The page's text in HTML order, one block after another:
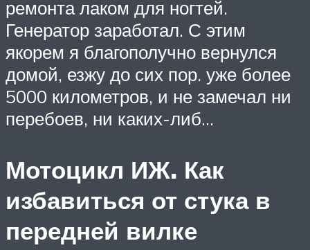
ремонта лаком для ногтей.
Генератор заработал. С этим
якорем я благополучно вернулся
домой, езжу до сих пор. уже более
5000 километров, и не замечал ни
перебоев, ни каких-либ…
Мотоцикл ИЖ. Как
избавиться от стука в
передней вилке